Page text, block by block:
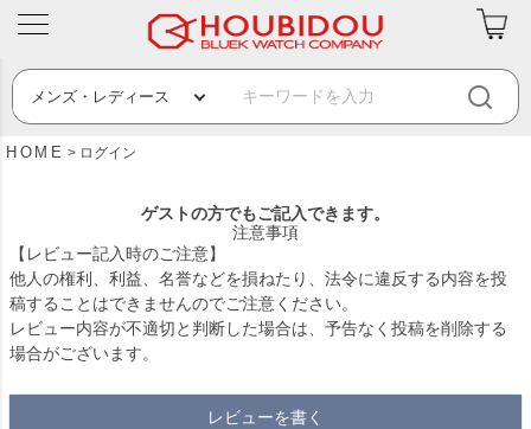
HOME ログイン
ゲストの方でもご記入できます。
注意事項
【レビュー記入時のご注意】
他人の権利、利益、名誉などを損ねたり、法令に違反する内容を投
稿することはできませんのでご注意ください。
レビュー内容が不適切と判断した場合は、予告なく投稿を削除する
場合がございます。
レビューを書く